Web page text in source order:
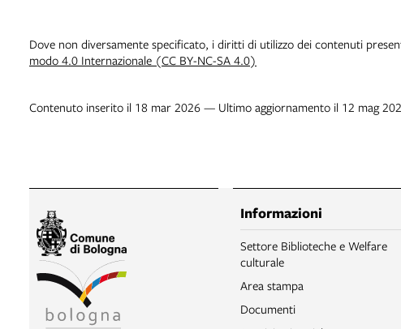
Dove non diversamente specificato, i diritti di utilizzo dei contenuti
modo 4.0 Internazionale (CC BY-NC-SA 4.0)
Contenuto inserito il 18 mar 2026 — Ultimo aggiornamento il 12 mag
Informazioni
Settore Biblioteche e Welfare
culturale
Area stampa
Documenti